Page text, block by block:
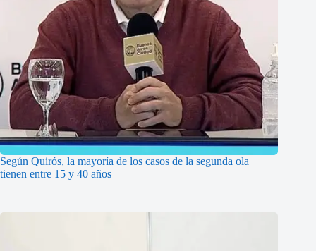
Según Quirós, la mayoría de los casos de la segunda ola
tienen entre 15 y 40 años